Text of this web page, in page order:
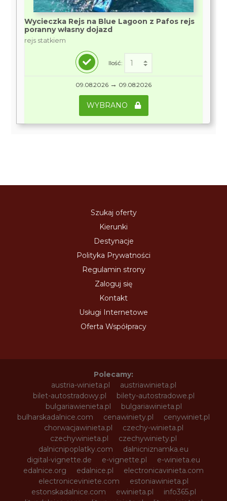
Wycieczka Rejs na Blue Lagoon z Pafos rejs
poranny własny dojazd
rejs statkiem
Ilość:
09.08.2026 → 09.08.2026
WYBRANO
Szukaj oferty
Kierunki
Destynacje
Polityka Prywatności
Regulamin strony
Zaloguj się
Kontakt
Usługi Internetowe
Oferta Współpracy
Polecamy:
austria-winieta.pl
austriawinieta.pl
bilet-autostradowy.pl
bilety-autostradowe.pl
bulgariawienieta.pl
bulgariawinieta.pl
bulharskadalnice.com
cenawiniety.pl
cenywiniet.pl
chorwacjawinieta.pl
czechy-winieta.pl
czechywinieta.pl
czechywiniety.pl
dalnicnipoplatky.com
dalnicniznamka.eu
digital-vignette.de
e-vignette.pl
e-winieta.eu
edalnice.org
edalnice.pl
electronicavinieta.com
electroniceviniete.com
estoniawinieta.pl
estonskadalnice.com
ewinieta.pl
info365.pl